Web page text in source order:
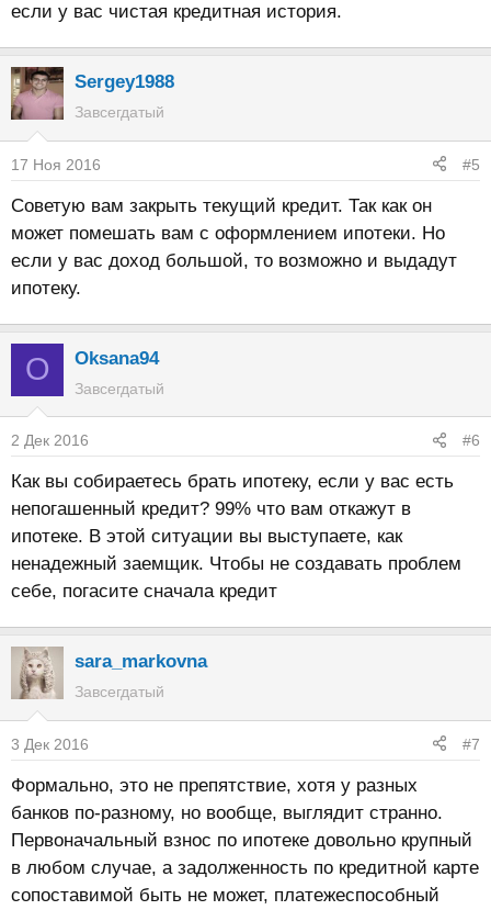
если у вас чистая кредитная история.
Sergey1988
Завсегдатый
17 Ноя 2016 #5
Советую вам закрыть текущий кредит. Так как он
может помешать вам с оформлением ипотеки. Но
если у вас доход большой, то возможно и выдадут
ипотеку.
O Oksana94
Завсегдатый
2 Дек 2016 #6
Как вы собираетесь брать ипотеку, если у вас есть
непогашенный кредит? 99% что вам откажут в
ипотеке. В этой ситуации вы выступаете, как
ненадежный заемщик. Чтобы не создавать проблем
себе, погасите сначала кредит
sara_markovna
Завсегдатый
3 Дек 2016 #7
Формально, это не препятствие, хотя у разных
банков по-разному, но вообще, выглядит странно.
Первоначальный взнос по ипотеке довольно крупный
в любом случае, а задолженность по кредитной карте
сопоставимой быть не может, платежеспособный